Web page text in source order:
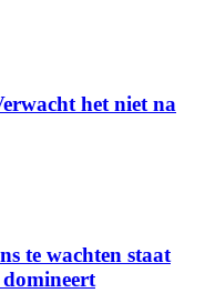
het niet na
te wachten staat
domineert